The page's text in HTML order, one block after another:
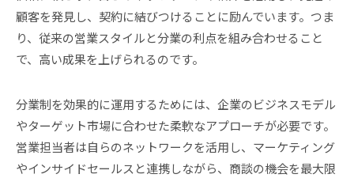
顧客を発見し、契約に結びつけることに励んでいます。つま
り、従来の営業スタイルと分業の利点を組み合わせること
で、高い成果を上げられるのです。
分業制を効果的に運用するためには、企業のビジネスモデル
やターゲット市場に合わせた柔軟なアプローチが必要です。
営業担当者は自らのネットワークを活用し、マーケティング
やインサイドセールスと連携しながら、商談の機会を最大限